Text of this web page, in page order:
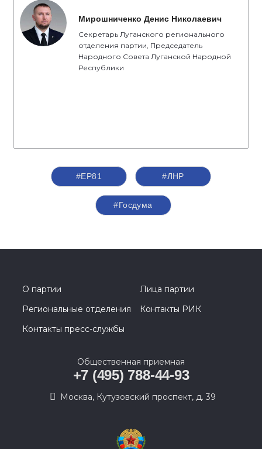
Мирошниченко Денис Николаевич
Секретарь Луганского регионального
отделения партии, Председатель
Народного Совета Луганской Народной
Республики
#ЕР81 #ЛНР
#Госдума
О партии
Лица партии
Региональные отделения
Контакты РИК
Контакты пресс-службы
Общественная приемная
+7 (495) 788-44-93
Москва, Кутузовский проспект, д. 39